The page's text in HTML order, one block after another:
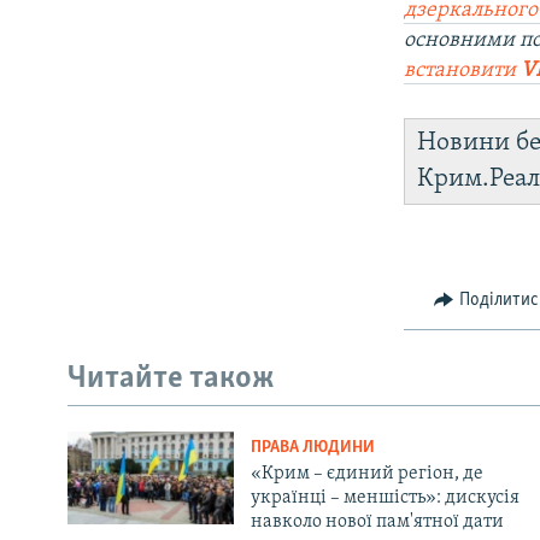
основними
встановити
Новини
Читайте також
ПРАВА ЛЮДИНИ
«Крим – єдиний регіон, де
українці – меншість»: дискусія
навколо нової пам'ятної дати